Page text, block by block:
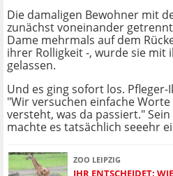
Die damaligen Bewohner mit
zunächst voneinander
Dame mehrmals auf dem
ihrer Rolligkeit -, wurde sie mit
gelassen.
Und es ging sofort los.
"Wir versuchen einfache
versteht, was da passiert."
machte es tatsächlich seeehr
ZOO LEIPZIG
IHR ENTSCHEIDET: